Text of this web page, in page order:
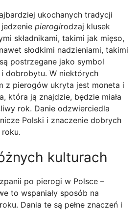
ukochanych tradycji
pierogirodzaj klusek
składnikami, takimi jak mięso,
słodkimi nadzieniami, takimi
postrzegane jako symbol
dobrobytu. W niektórych
z pierogów ukryta jest moneta i
która ją znajdzie, będzie miała
rok. Danie odzwierciedla
Polski i znaczenie dobrych
kulturach
po pierogi w Polsce –
to wspaniały sposób na
Dania te są pełne znaczeń i